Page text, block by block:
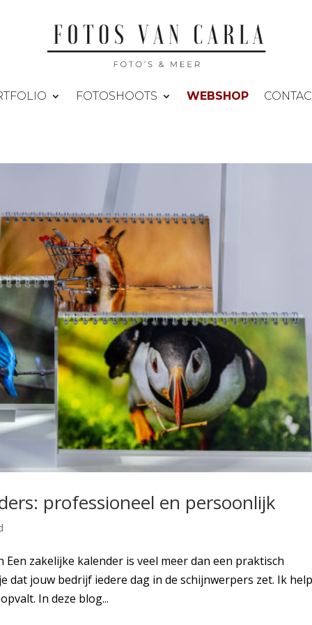
FOTOSHOOTS WEBSHOP
professioneel en persoonlijk
zakelijke kalender is veel meer dan een praktisch
dat jouw bedrijf iedere dag in de schijnwerpers zet. Ik
In deze blog...